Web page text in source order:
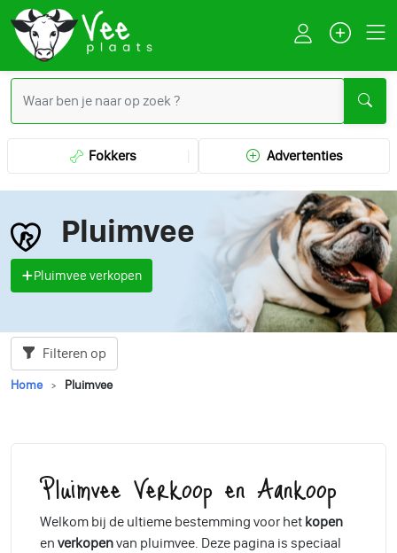
Fokkers Advertenties
Pluimvee
Pluimvee verkopen
Filteren op
Home Pluimvee
Pluimvee Verkoop en Aankoop
Welkom bij de ultieme bestemming voor het kopen
en verkopenvan pluimvee. Deze pagina is speciaal